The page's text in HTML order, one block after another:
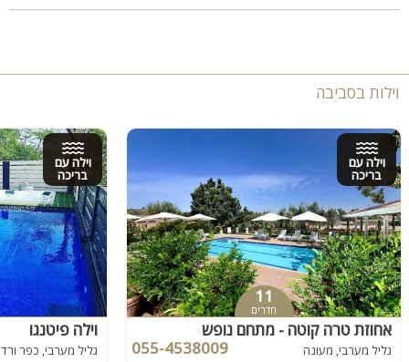
וילות בסביבה
וילה עם
בריכה
11
חדרים
אחוזת טרה קוטה - מתחם נופש
גליל מערבי, מעונה 055-4538009
וילה עם
בריכה
וילה פיטנגו
גליל מערבי, כפר